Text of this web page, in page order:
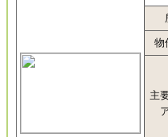
物
主